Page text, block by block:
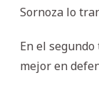
Sornoza lo
En el
mejor en